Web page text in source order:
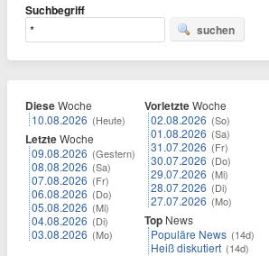
Suchbegriff
suchen
DieseWoche
10.08.2026 (Heute)
LetzteWoche
09.08.2026 (Gestern)
08.08.2026 (Sa)
07.08.2026 (Fr)
06.08.2026 (Do)
05.08.2026 (Mi)
04.08.2026 (Di)
03.08.2026 (Mo)
VorletzteWoche
02.08.2026 (So)
01.08.2026 (Sa)
31.07.2026 (Fr)
30.07.2026 (Do)
29.07.2026 (Mi)
28.07.2026 (Di)
27.07.2026 (Mo)
Top News
Populäre News (14d)
Heiß diskutiert (14d)